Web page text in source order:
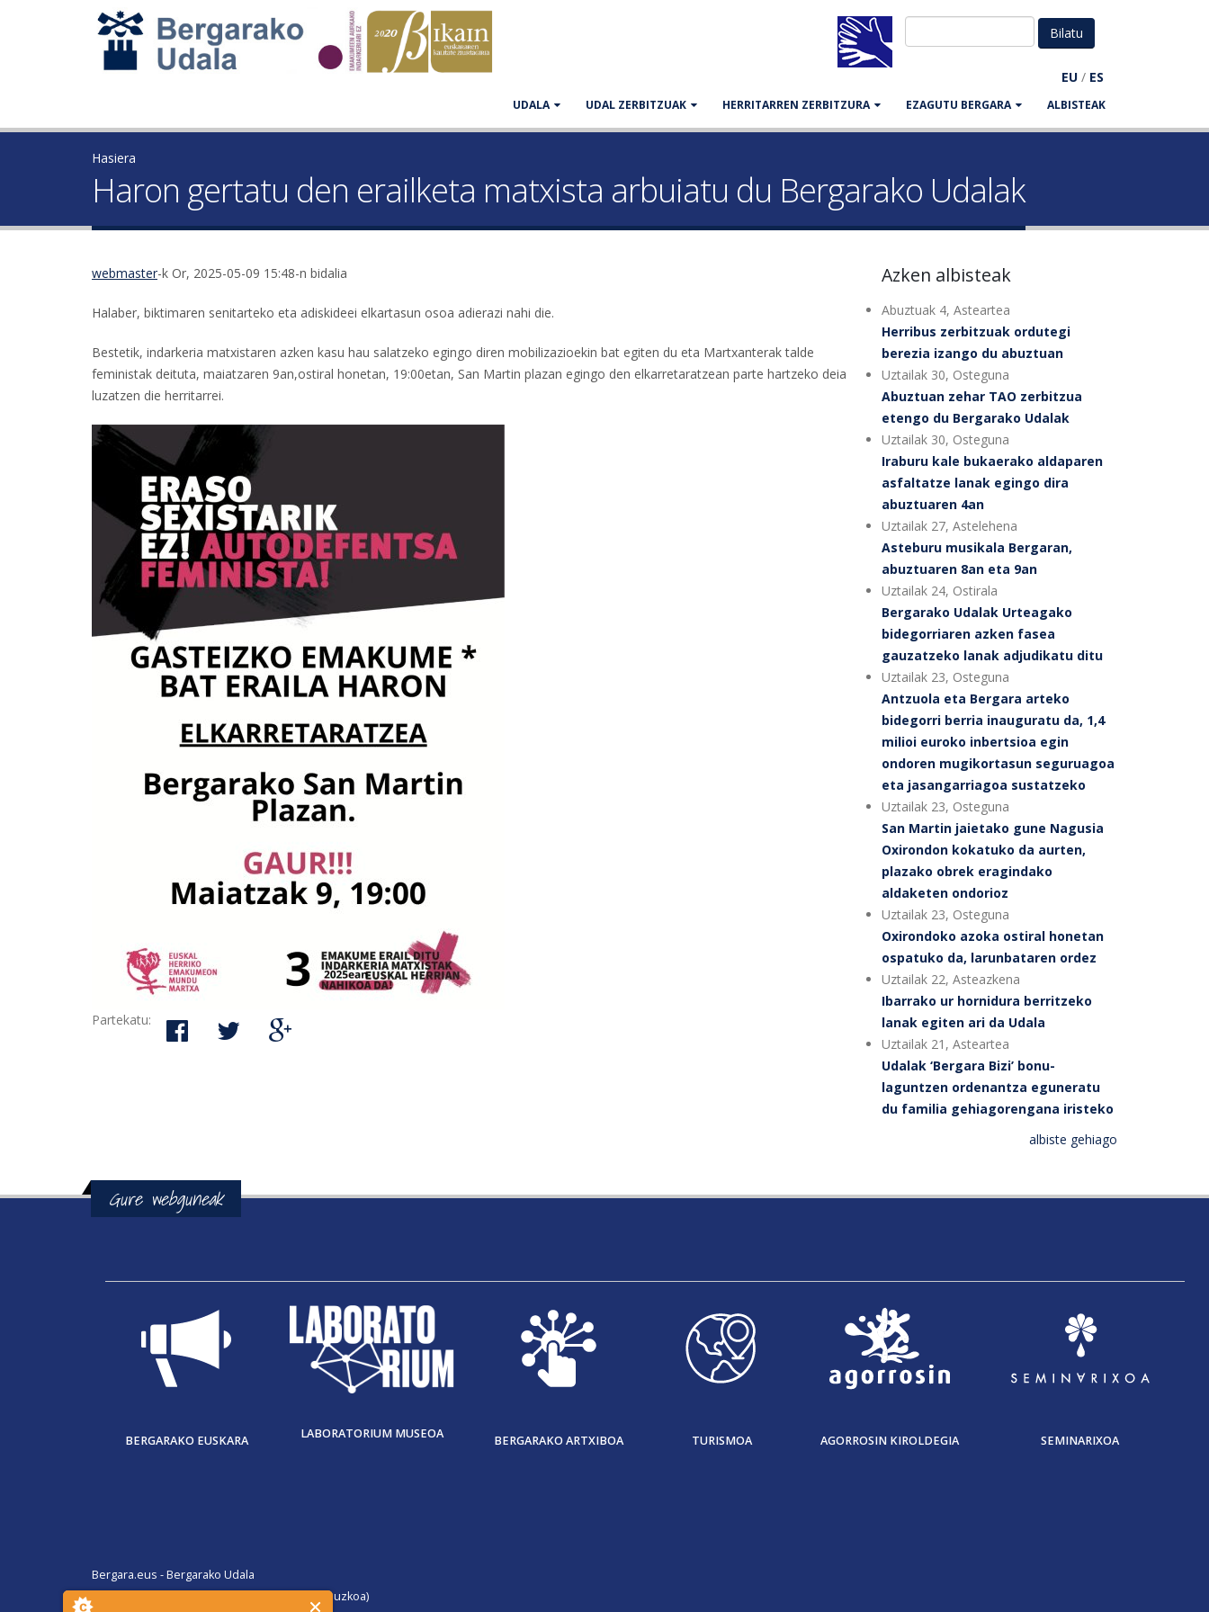
EU / ES
UDALA UDAL ZERBITZUAK HERRITARREN ZERBITZURA EZAGUTU BERGARA ALBISTEAK
Hasiera
Haron gertatu den erailketa matxista arbuiatu du Bergarako Udalak
webmaster-k Or, 2025-05-09 15:48-n bidalia
Halaber, biktimaren senitarteko eta adiskideei elkartasun osoa adierazi nahi die.
Bestetik, indarkeria matxistaren azken kasu hau salatzeko egingo diren mobilizazioekin bat egiten du eta Martxanterak talde
feministak deituta, maiatzaren 9an,ostiral honetan, 19:00etan, San Martin plazan egingo den elkarretaratzean parte hartzeko deia
luzatzen die herritarrei.
Partekatu:
Azken albisteak
Abuztuak 4, Asteartea
Herribus zerbitzuak ordutegi
berezia izango du abuztuan
Uztailak 30, Osteguna
Abuztuan zehar TAO zerbitzua
etengo du Bergarako Udalak
Uztailak 30, Osteguna
Iraburu kale bukaerako aldaparen
asfaltatze lanak egingo dira
abuztuaren 4an
Uztailak 27, Astelehena
Asteburu musikala Bergaran,
abuztuaren 8an eta 9an
Uztailak 24, Ostirala
Bergarako Udalak Urteagako
bidegorriaren azken fasea
gauzatzeko lanak adjudikatu ditu
Uztailak 23, Osteguna
Antzuola eta Bergara arteko
bidegorri berria inauguratu da, 1,4
milioi euroko inbertsioa egin
ondoren mugikortasun seguruagoa
eta jasangarriagoa sustatzeko
Uztailak 23, Osteguna
San Martin jaietako gune Nagusia
Oxirondon kokatuko da aurten,
plazako obrek eragindako
aldaketen ondorioz
Uztailak 23, Osteguna
Oxirondoko azoka ostiral honetan
ospatuko da, larunbataren ordez
Uztailak 22, Asteazkena
Ibarrako ur hornidura berritzeko
lanak egiten ari da Udala
Uztailak 21, Asteartea
Udalak ‘Bergara Bizi’ bonu-
laguntzen ordenantza eguneratu
du familia gehiagorengana iristeko
albiste gehiago
Gure webguneak
BERGARAKO EUSKARA LABORATORIUM MUSEOA BERGARAKO ARTXIBOA TURISMOA AGORROSIN KIROLDEGIA SEMINARIXOA
Bergara.eus - Bergarako Udala
San Martin Agirre plaza, 1. 20570 Bergara (Gipuzkoa)